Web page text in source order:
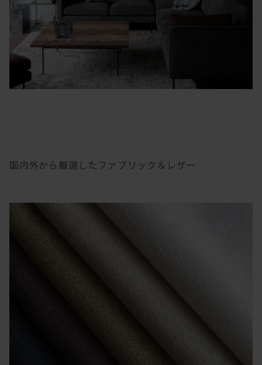
国内外から厳選したファブリック＆レザー